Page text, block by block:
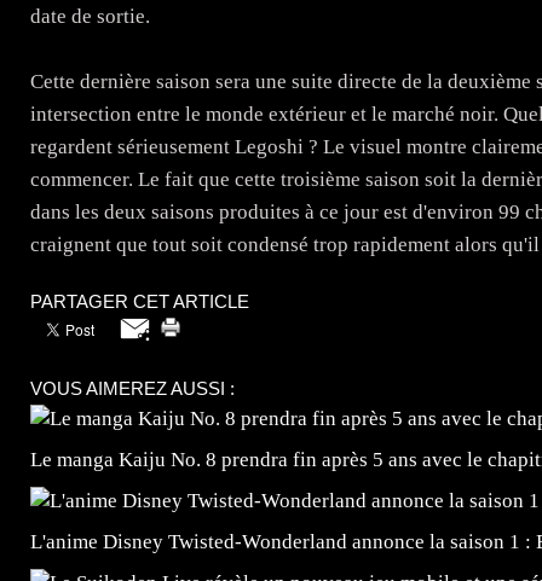
date de sortie.
Cette dernière saison sera une suite directe de la
intersection entre le monde extérieur et le marché noir.
regardent sérieusement Legoshi ? Le visuel montre
commencer. Le fait que cette troisième saison soit la
dans les deux saisons produites à ce jour est d'environ 99
craignent que tout soit condensé trop rapidement alors
PARTAGER CET ARTICLE
VOUS AIMEREZ AUSSI :
Le manga Kaiju No. 8 prendra fin après 5 ans avec le
L'anime Disney Twisted-Wonderland annonce la saison 1